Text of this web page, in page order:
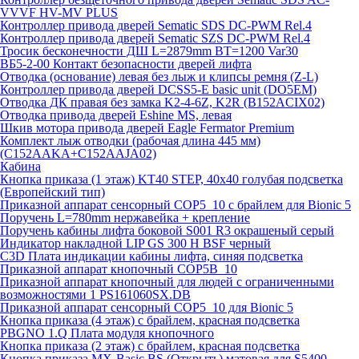
VVVF HV-MV PLUS
Контроллер привода дверей Sematic SDS DC-PWM Rel.4
Контроллер привода дверей Sematic SZS DC-PWM Rel.4
Тросик бесконечности ДШ L=2879mm BT=1200 Var30
ВБ5-2-00 Контакт безопасности дверей лифта
Отводка (основание) левая без лыж и клипсы ремня (Z-L)
Контроллер привода дверей DCSS5-E basic unit (DO5EM)
Отводка ДК правая без замка K2-4-6Z, K2R (B152ACIX02)
Отводка привода дверей Eshine MS, левая
Шкив мотора привода дверей Eagle Fermator Premium
Комплект лыж отводки (рабочая длина 445 мм)
(C152AAKA+C152AAJA02)
Кабина
Кнопка приказа (1 этаж) KT40 STEP, 40х40 голубая подсветка
(Европейский тип)
Приказной аппарат сенсорный COP5_10 с брайлем для Bionic 5
Поручень L=780mm нержавейка + крепление
Поручень кабины лифта боковой S001 R3 окрашеный серый
Индикатор накладной LIP GS 300 H BSF черный
C3D Плата индикации кабины лифта, синяя подсветка
Приказной аппарат кнопочный COP5B_10
Приказной аппарат кнопочный для людей с ограниченными
возможностями 1 PS161060SX.DB
Приказной аппарат сенсорный COP5_10 для Bionic 5
Кнопка приказа (4 этаж) с брайлем, красная подсветка
PBGNO 1.Q Плата модуля кнопочного
Кнопка приказа (2 этаж) с брайлем, красная подсветка